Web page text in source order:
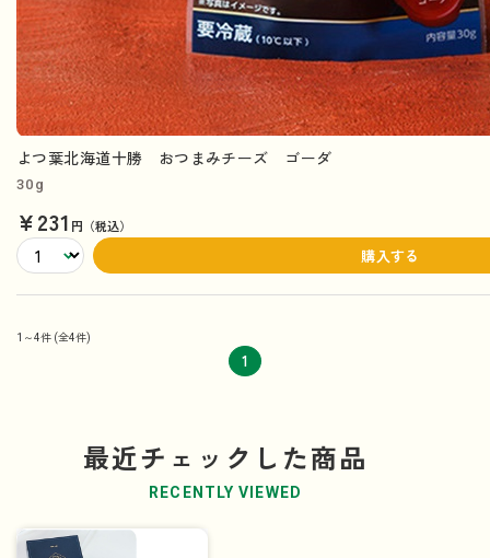
よつ葉北海道十勝 おつまみチーズ ゴーダ
30g
¥231 円（税込）
購入する
1～4件 (全4件)
1
最近チェックした商品
RECENTLY VIEWED